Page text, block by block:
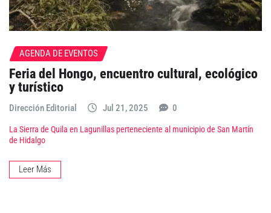
AGENDA DE EVENTOS
Feria del Hongo, encuentro cultural, ecológico
y turístico
Dirección Editorial Jul 21, 2025 0
La Sierra de Quila en Lagunillas perteneciente al municipio de San Martín
de Hidalgo
Leer Más